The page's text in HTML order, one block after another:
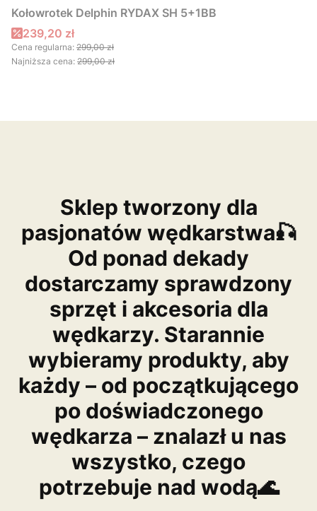
Kołowrotek Delphin RYDAX SH 5+1BB
Cena promocyjna
239,20 zł
Cena regularna: 299,00 zł
Najniższa cena: 299,00 zł
Sklep tworzony dla
pasjonatów wędkarstwa🎣
Od ponad dekady
dostarczamy sprawdzony
sprzęt i akcesoria dla
wędkarzy. Starannie
wybieramy produkty, aby
każdy – od początkującego
po doświadczonego
wędkarza – znalazł u nas
wszystko, czego
potrzebuje nad wodą🌊